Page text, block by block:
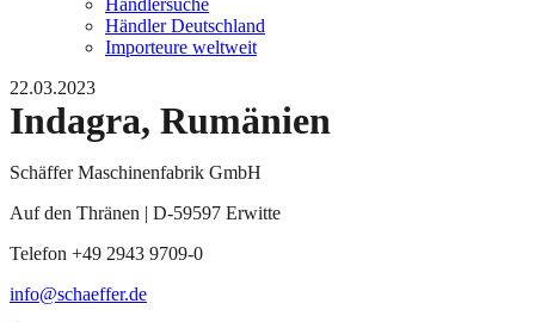
Händler Deutschland
Importeure weltweit
22.03.2023
Indagra, Rumänien
Schäffer Maschinenfabrik GmbH
Auf den Thränen | D-59597 Erwitte
Telefon +49 2943 9709-0
info@schaeffer.de